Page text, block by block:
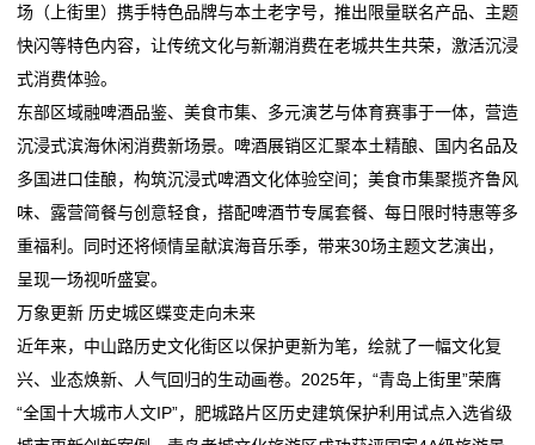
场（上街里）携手特色品牌与本土老字号，推出限量联名产品、主题
快闪等特色内容，让传统文化与新潮消费在老城共生共荣，激活沉浸
式消费体验。
东部区域融啤酒品鉴、美食市集、多元演艺与体育赛事于一体，营造
沉浸式滨海休闲消费新场景。啤酒展销区汇聚本土精酿、国内名品及
多国进口佳酿，构筑沉浸式啤酒文化体验空间；美食市集聚揽齐鲁风
味、露营简餐与创意轻食，搭配啤酒节专属套餐、每日限时特惠等多
重福利。同时还将倾情呈献滨海音乐季，带来30场主题文艺演出，
呈现一场视听盛宴。
万象更新 历史城区蝶变走向未来
近年来，中山路历史文化街区以保护更新为笔，绘就了一幅文化复
兴、业态焕新、人气回归的生动画卷。2025年，“青岛上街里”荣膺
“全国十大城市人文IP”，肥城路片区历史建筑保护利用试点入选省级